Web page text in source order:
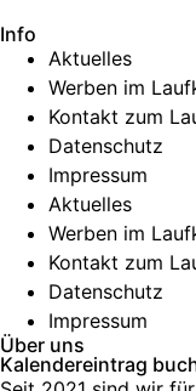
Info
Aktuelles
Werben im
Kontakt zum
Datenschutz
Impressum
Aktuelles
Werben im
Kontakt zum
Datenschutz
Impressum
Über uns
Kalendereintrag